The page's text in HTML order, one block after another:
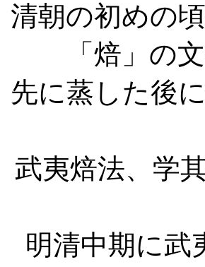
清朝の初めの
「焙」の
先に蒸した後
武夷焙法、学
明清中期に武